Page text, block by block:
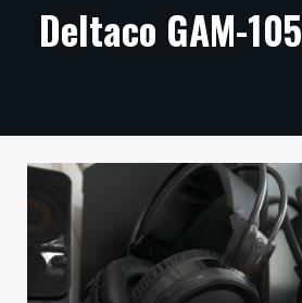
ARTIKKELIT
TECHBBS
TIETOA
HINTA.FI
KAUPPA
Deltaco GAM-105